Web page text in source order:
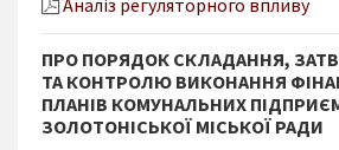
ПРО ПОРЯДОК СКЛАДАННЯ,
ТА КОНТРОЛЮ ВИКОНАННЯ
ПЛАНІВ КОМУНАЛЬНИХ
ЗОЛОТОНІСЬКОЇ МІСЬКОЇ РАДИ